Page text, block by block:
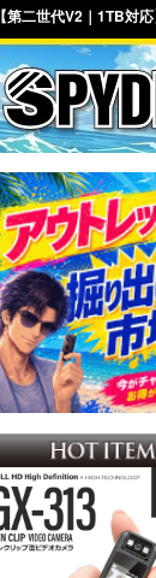
【第二世代V2｜1TB対